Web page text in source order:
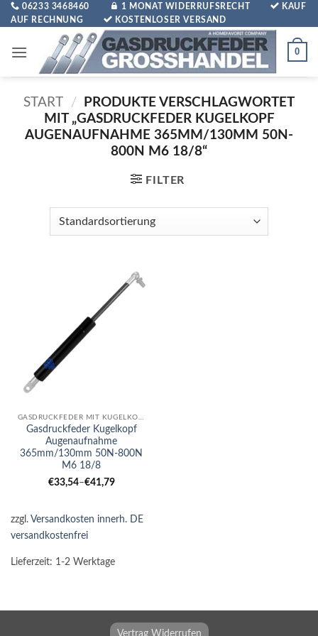
Zum
Inhalt
06233 3468460 1 MONAT WIDERRUFSRECHT
KAUF
AUF RECHNUNG
KOSTENLOSER VERSAND
0
START /
PRODUKTE VERSCHLAGWORTET
MIT „GASDRUCKFEDER KUGELKOPF
AUGENAUFNAHME 365MM/130MM 50N-
800N M6 18/8“
FILTER
GASDRUCKFEDER MIT KUGELKOPF-AUGE KOMBI
Gasdruckfeder Kugelkopf
Augenaufnahme
365mm/130mm 50N-800N
M6 18/8
€33,54–€41,79
zzgl. Versandkosten innerh. DE
versandkostenfrei
Lieferzeit: 1-2 Werktage
Vertrag Widerrufen